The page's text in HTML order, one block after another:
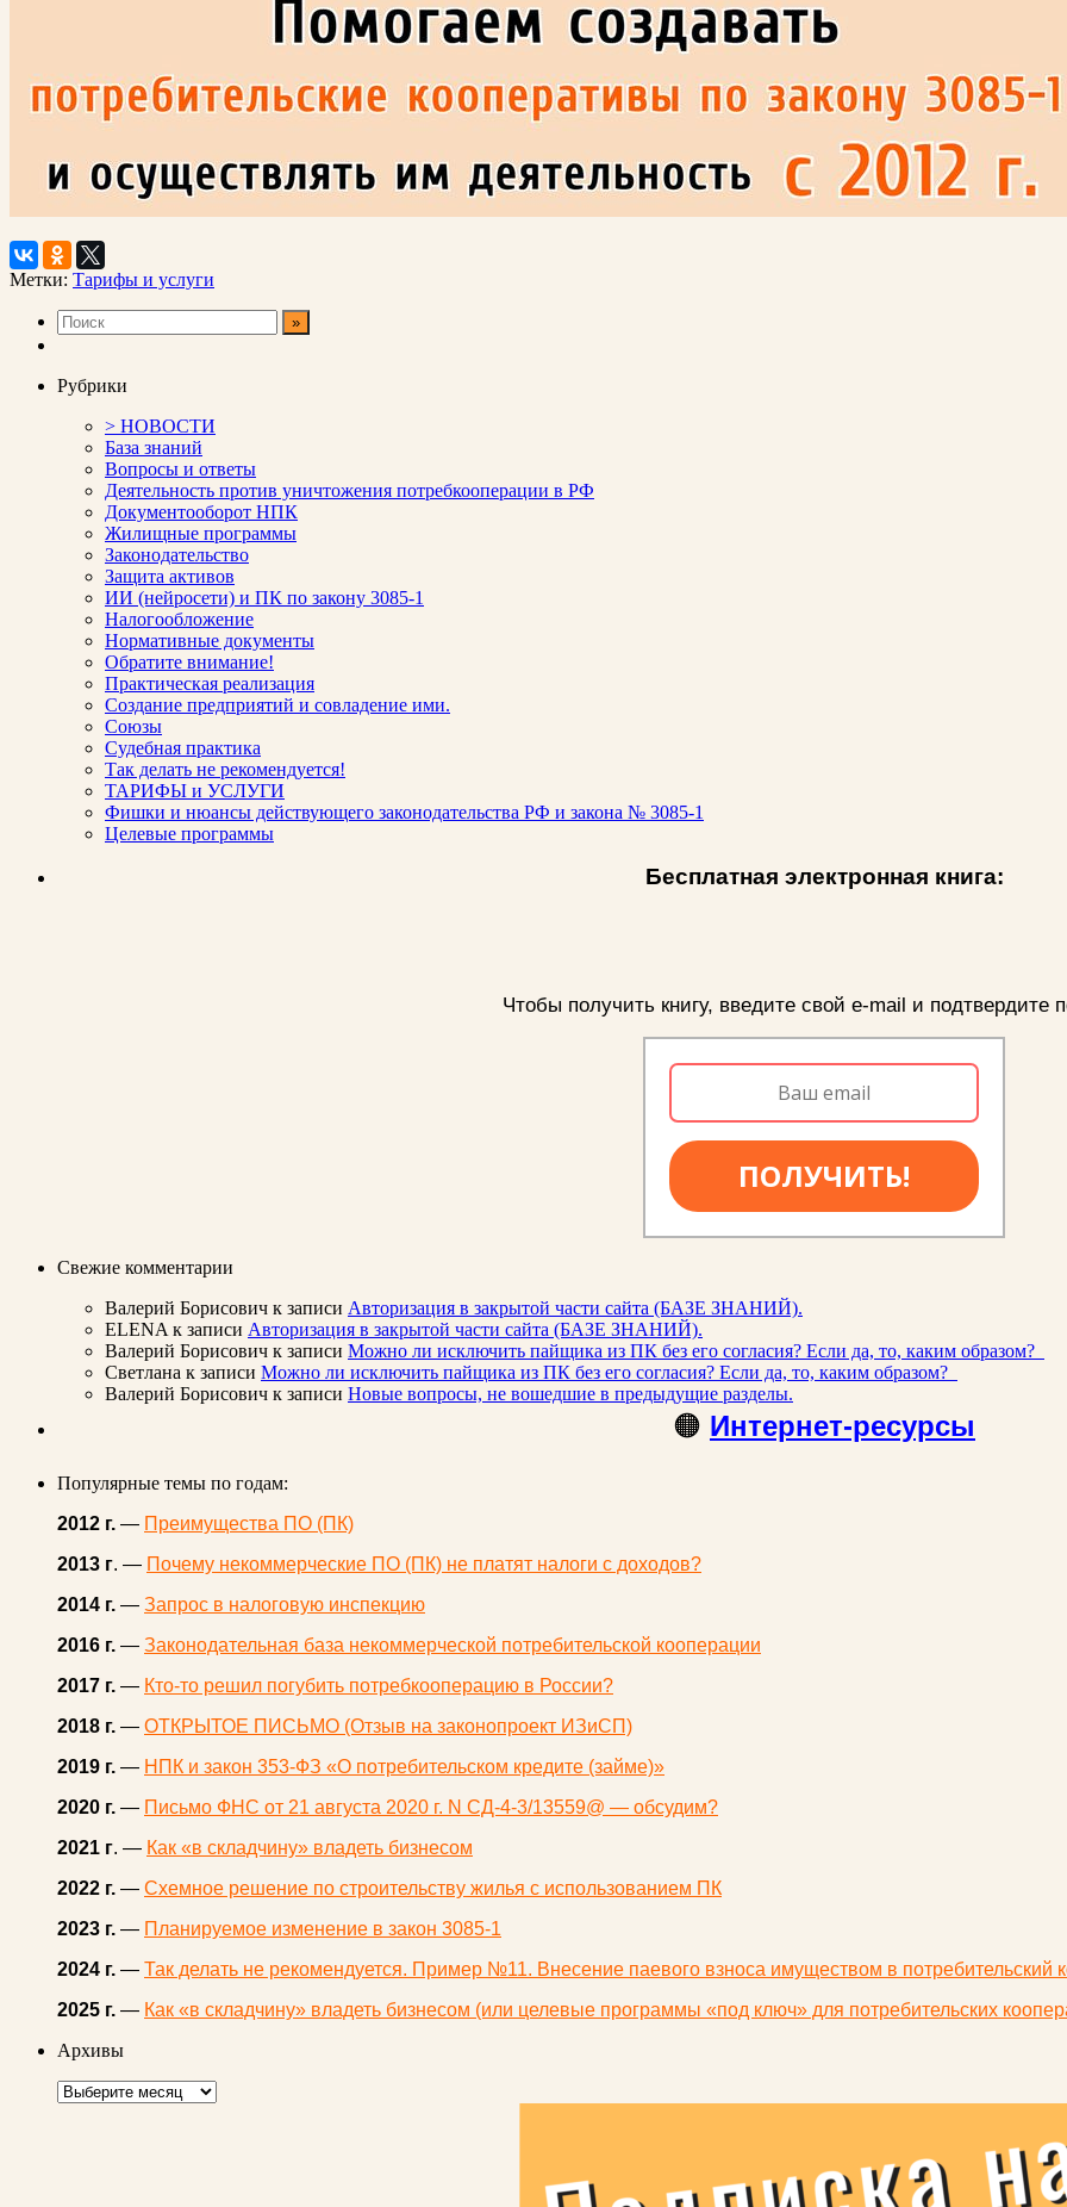
Метки: Тарифы и услуги
Рубрики
> НОВОСТИ
База знаний
Вопросы и ответы
Деятельность против уничтожения потребкооперации в РФ
Документооборот НПК
Жилищные программы
Законодательство
Защита активов
ИИ (нейросети) и ПК по закону 3085-1
Налогообложение
Нормативные документы
Обратите внимание!
Практическая реализация
Создание предприятий и совладение ими.
Союзы
Судебная практика
Так делать не рекомендуется!
ТАРИФЫ и УСЛУГИ
Фишки и нюансы действующего законодательства РФ и закона № 3085-1
Целевые программы
Бесплатная электронная книга:
Чтобы получить книгу, введите свой e-mail и подтвердите
ПОЛУЧИТЬ!
Свежие комментарии
Валерий Борисович к записи Авторизация в закрытой части сайта (БАЗЕ ЗНАНИЙ).
ELENA к записи Авторизация в закрытой части сайта (БАЗЕ ЗНАНИЙ).
Валерий Борисович к записи Можно ли исключить пайщика из ПК без его согласия? Если да, то, каким образом?
Светлана к записи Можно ли исключить пайщика из ПК без его согласия? Если да, то, каким образом?
Валерий Борисович к записи Новые вопросы, не вошедшие в предыдущие разделы.
🟠 Интернет-ресурсы
Популярные темы по годам:
2012 г. — Преимущества ПО (ПК)
2013 г. — Почему некоммерческие ПО (ПК) не платят налоги с доходов?
2014 г. — Запрос в налоговую инспекцию
2016 г. — Законодательная база некоммерческой потребительской кооперации
2017 г. — Кто-то решил погубить потребкооперацию в России?
2018 г. — ОТКРЫТОЕ ПИСЬМО (Отзыв на законопроект ИЗиСП)
2019 г. — НПК и закон 353-ФЗ «О потребительском кредите (займе)»
2020 г. — Письмо ФНС от 21 августа 2020 г. N СД-4-3/13559@ — обсудим?
2021 г. — Как «в складчину» владеть бизнесом
2022 г. — Схемное решение по строительству жилья с использованием ПК
2023 г. — Планируемое изменение в закон 3085-1
2024 г. — Так делать не рекомендуется. Пример №11. Внесение паевого взноса имуществом в потребительский
2025 г. — Как «в складчину» владеть бизнесом (или целевые программы «под ключ» для потребительских
Архивы
Архивы